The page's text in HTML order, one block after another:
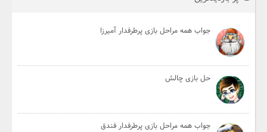
جواب همه مراحل بازی پرطرفدار آمیرزا
حل بازی چالش
جواب همه مراحل بازی پرطرفدار فندق